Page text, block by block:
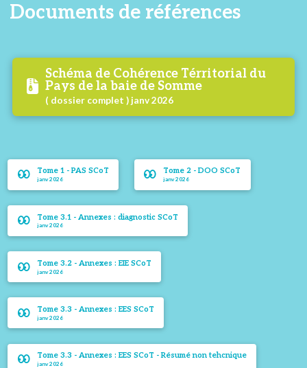
Documents de références
Schéma de Cohérence Térritorial du
Pays de la baie de Somme
( dossier complet ) janv 2026
Tome 1 - PAS SCoT
janv 2026
Tome 2 - DOO SCoT
janv 2026
Tome 3.1 - Annexes : diagnostic SCoT
janv 2026
Tome 3.2 - Annexes : EIE SCoT
janv 2026
Tome 3.3 - Annexes : EES SCoT
janv 2026
Tome 3.3 - Annexes : EES SCoT - Résumé non tehcnique
janv 2026